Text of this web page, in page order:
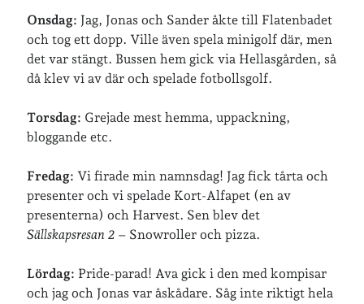
Sista semesterveckan
Från Hälleforsnäs till Katrineholm på Sörmlandsleden
Nu är jag 46 år
Två veckor på Öland
om
Vålådalsfyrkanten 2024
Maria
Vår bröllopsdikt
Fredrik D
om
Mandalorian, vandring och sommarväder – Helenas dagar
Vandring mellan Ösmo och Segersäng i sommarväder
Onsdag: Jag, Jonas och Sander åkte till Flatenbadet
och tog ett dopp. Ville även spela minigolf där, men
det var stängt. Bussen hem gick via Hellasgården, så
då klev vi av där och spelade fotbollsgolf.
Torsdag: Grejade mest hemma, uppackning,
bloggande etc.
Fredag: Vi firade min namnsdag! Jag fick tårta och
presenter och vi spelade Kort-Alfapet (en av
presenterna) och Harvest. Sen blev det
Sällskapsresan 2 – Snowroller och pizza.
Lördag: Pride-parad! Ava gick i den med kompisar
och jag och Jonas var åskådare. Såg inte riktigt hela